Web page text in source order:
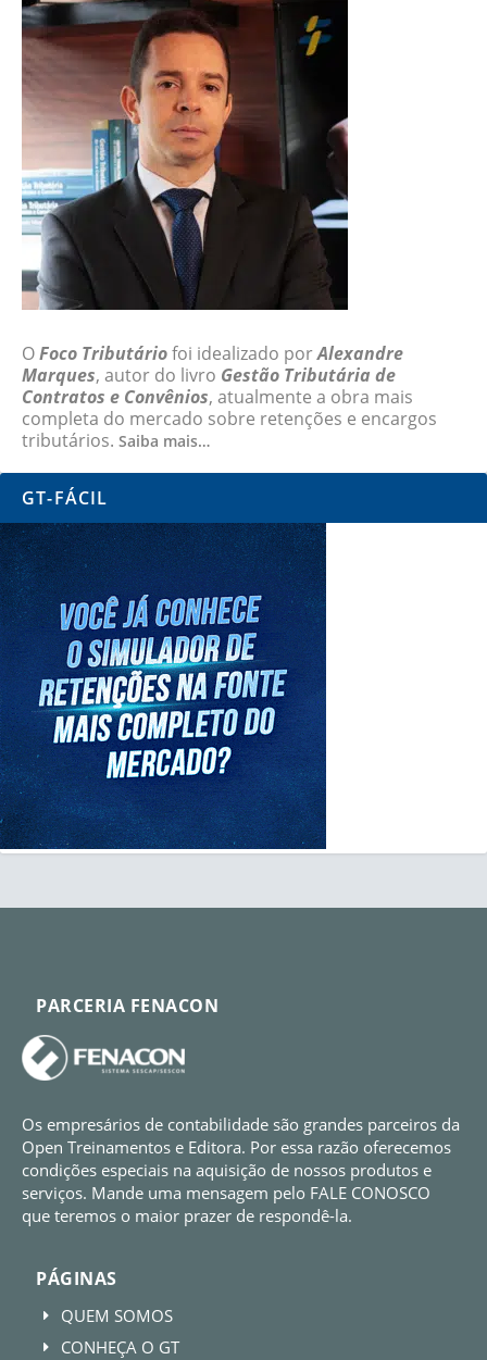
OFoco Tributáriofoi idealizado porAlexandre
Marques, autor do livro Gestão Tributária de
Contratos e Convênios, atualmente a obra mais
completa do mercado sobre retenções e encargos
tributários. Saiba mais…
GT-FÁCIL
PARCERIA FENACON
Os empresários de contabilidade são grandes parceiros da
Open Treinamentos e Editora. Por essa razão oferecemos
condições especiais na aquisição de nossos produtos e
serviços. Mande uma mensagem pelo FALE CONOSCO
que teremos o maior prazer de respondê-la.
PÁGINAS
E QUEM SOMOS
E CONHEÇA O GT